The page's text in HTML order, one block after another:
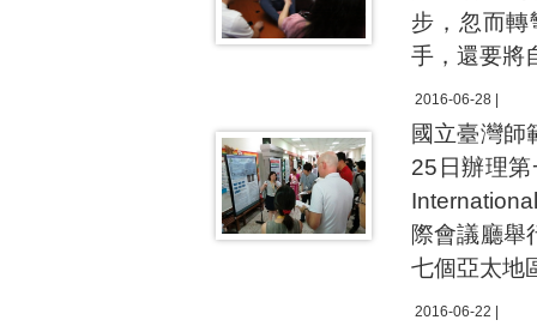
步，忽而
手，還要將
2016-06-28 |
國立臺灣師
25日辦理
際會議廳舉
七個亞太地
2016-06-22 |